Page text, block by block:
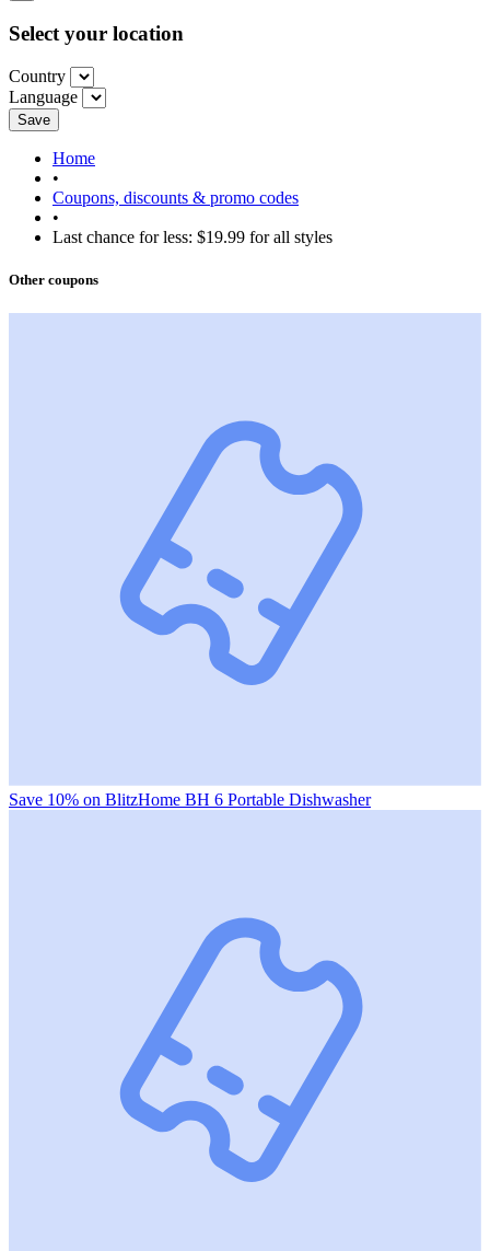
Select your location
Country
Language
Save
Home
•
Coupons, discounts & promo codes
•
Last chance for less: $19.99 for all styles
Other coupons
Save 10% on BlitzHome BH 6 Portable Dishwasher